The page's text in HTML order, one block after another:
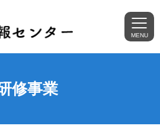
MENU
修事業